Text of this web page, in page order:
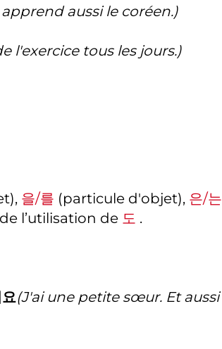
aussi le coréen.)
l'exercice tous les jours.)
을/를 (particule d'objet), 은/는
l’utilisation de 도 .
(J'ai une petite sœur. Et aussi